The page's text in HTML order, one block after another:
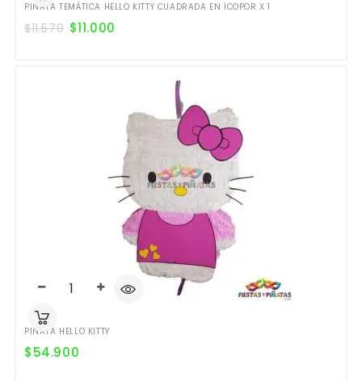
PIÑATA TEMÁTICA HELLO KITTY CUADRADA EN ICOPOR X 1
$11.579 $11.000
PIÑATA HELLO KITTY
$54.900